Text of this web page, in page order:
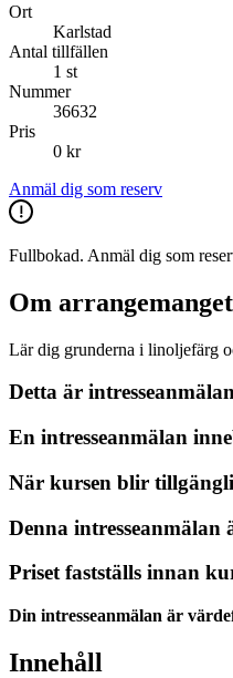
Ort
Karlstad
Antal tillfällen
1 st
Nummer
36632
Pris
0 kr
Anmäl dig som reserv
Fullbokad. Anmäl dig som
Om arrangemanget
Lär dig grunderna i linoljefärg
Detta är
En intresseanmälan
När kursen blir
Denna
Priset fastställs innan
Din intresseanmälan är
Innehåll